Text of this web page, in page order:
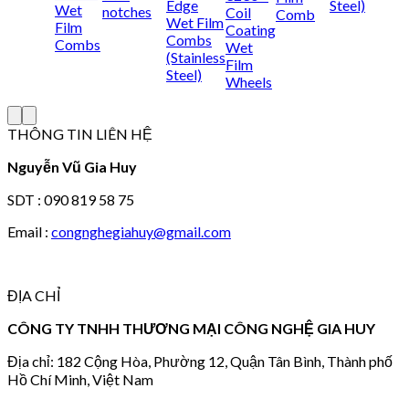
Wet
Film
Combs
notches
Edge
Wet Film
Combs
(Stainless
Steel)
Coil
Coating
Wet
Film
Wheels
Comb
Steel)
THÔNG TIN LIÊN HỆ
Nguyễn Vũ Gia Huy
SDT : 090 819 58 75
Email : congnghegiahuy@gmail.com
ĐỊA CHỈ
CÔNG TY TNHH THƯƠNG MẠI CÔNG NGHỆ GIA HUY
Địa chỉ: 182 Cộng Hòa, Phường 12, Quận Tân Bình, Thành phố
Hồ Chí Minh, Việt Nam